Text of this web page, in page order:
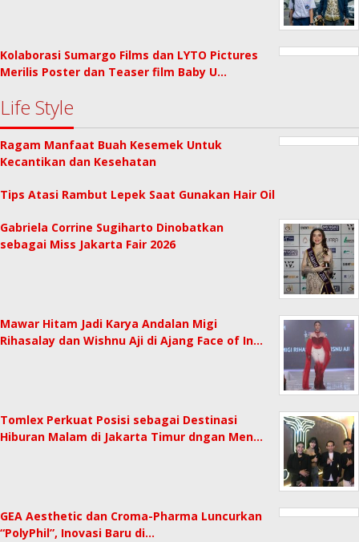
Kolaborasi Sumargo Films dan LYTO Pictures
Merilis Poster dan Teaser film Baby U…
Life Style
Ragam Manfaat Buah Kesemek Untuk
Kecantikan dan Kesehatan
Tips Atasi Rambut Lepek Saat Gunakan Hair Oil
Gabriela Corrine Sugiharto Dinobatkan
sebagai Miss Jakarta Fair 2026
Mawar Hitam Jadi Karya Andalan Migi
Rihasalay dan Wishnu Aji di Ajang Face of In…
Tomlex Perkuat Posisi sebagai Destinasi
Hiburan Malam di Jakarta Timur dngan Men…
GEA Aesthetic dan Croma-Pharma Luncurkan
“PolyPhil”, Inovasi Baru di…